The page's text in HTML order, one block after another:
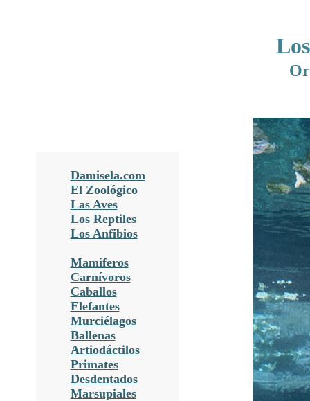
Damisela.com
El Zoológico
Las Aves
Los Reptiles
Los Anfibios
Mamíferos
Carnívoros
Caballos
Elefantes
Murciélagos
Ballenas
Artiodáctilos
Primates
Desdentados
Marsupiales